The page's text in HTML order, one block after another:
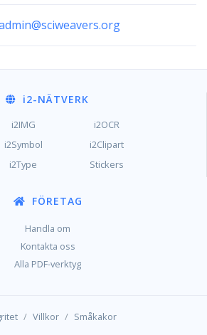
i2-NÄTVERK
i2IMG
i2OCR
i2Symbol
i2Clipart
i2Type Stickers
FÖRETAG
Handla om
Kontakta oss
Alla PDF-verktyg
/ Villkor / Småkakor